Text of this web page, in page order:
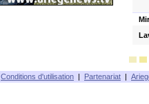
Conditions d'utilisation | Partenariat |